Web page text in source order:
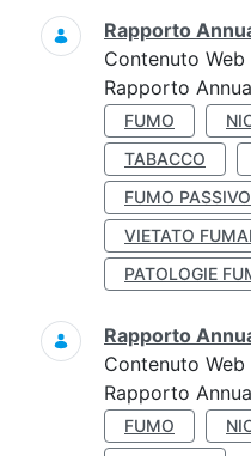
Rapporto
Contenuto Web
Rapporto
FUMO
TABACCO
FUMO PASSIVO
VIETATO
PATOLOGIE
Rapporto
Contenuto Web
Rapporto
FUMO